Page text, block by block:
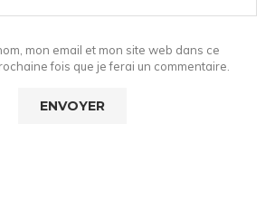
mon email et mon site web dans ce
fois que je ferai un commentaire.